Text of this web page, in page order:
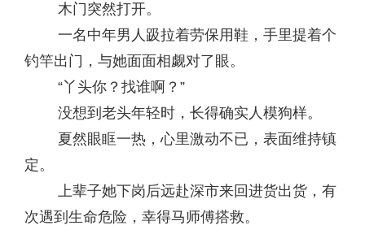
木门突然打开。
一名中年男人趿拉着劳保用鞋，手里提着个
钓竿出门，与她面面相觑对了眼。
“丫头你？找谁啊？”
没想到老头年轻时，长得确实人模狗样。
夏然眼眶一热，心里激动不已，表面维持镇
定。
上辈子她下岗后远赴深市来回进货出货，有
次遇到生命危险，幸得马师傅搭救。